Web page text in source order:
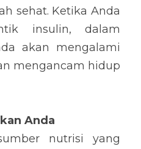
sehat. Ketika Anda
insulin, dalam
akan mengalami
mengancam hidup
Anda
nutrisi yang